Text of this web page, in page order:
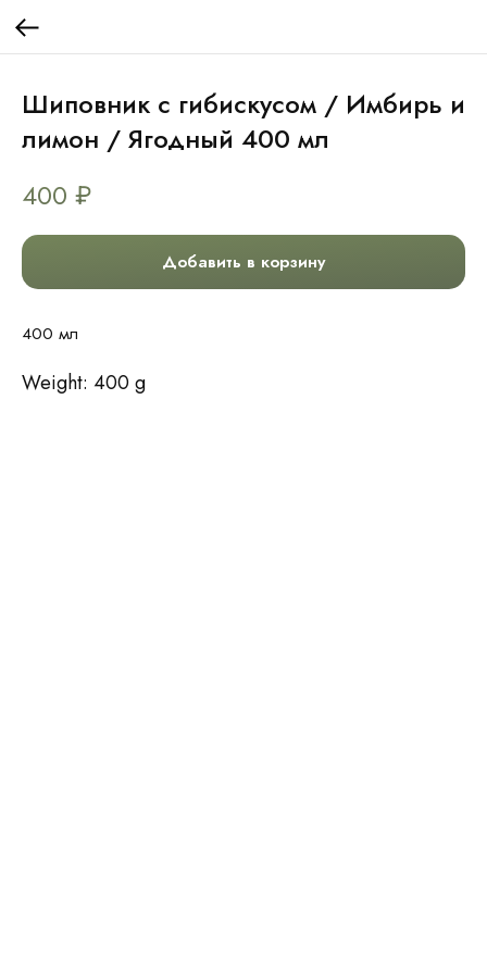
Шиповник с гибискусом / Имбирь и
лимон / Ягодный 400 мл
400 ₽
Добавить в корзину
400 мл
Weight: 400 g